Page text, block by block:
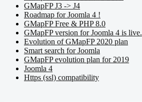
GMapFP J3 -> J4
Roadmap for Joomla 4 !
GMapFP Free & PHP 8.0
GMapFP version for Joomla 4 is live.
Evolution of GMapFP 2020 plan
Smart search for Joomla
GMapFP evolution plan for 2019
Joomla 4
Https (ssl) compatibility